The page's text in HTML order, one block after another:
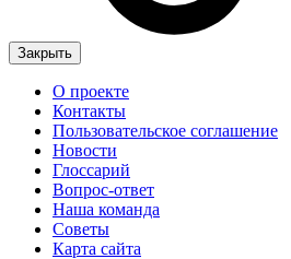
Закрыть
О проекте
Контакты
Пользовательское соглашение
Новости
Глоссарий
Вопрос-ответ
Наша команда
Советы
Карта сайта